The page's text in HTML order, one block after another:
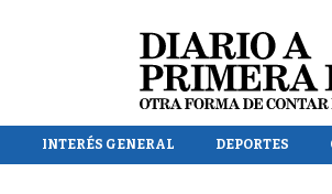
INTERÉS GENERAL DEPORTES